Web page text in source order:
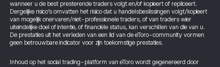
wanneer u de best presterende traders volgt en/of kopieert of repliceert.
Dergelijke risico’s omvatten het risico dat u handelsbeslissingen volgt/kopieert
van mogelijk onervaren/niet-professionele traders, of van traders wier
uiteindelijke doel of intentie, of financiële status, kan verschillen van die van u.
De prestaties uit het verleden van een lid van de eToro-community vormen
geen betrouwbare indicator voor zijn toekomstige prestaties.
Inhoud op het social trading-platform van eToro wordt gegenereerd door